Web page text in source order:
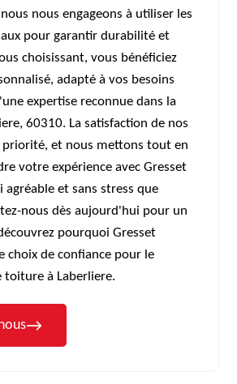
nous engageons à utiliser les
pour garantir durabilité et
choisissant, vous bénéficiez
adapté à vos besoins
expertise reconnue dans la
60310. La satisfaction de nos
et nous mettons tout en
votre expérience avec Gresset
agréable et sans stress que
nous dès aujourd'hui pour un
pourquoi Gresset
choix de confiance pour le
toiture à Laberliere.